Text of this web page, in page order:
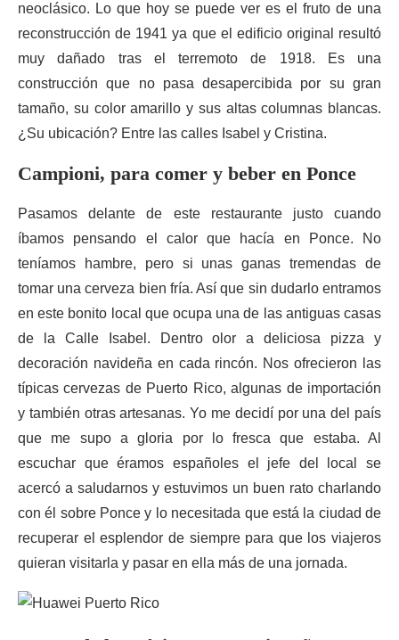
neoclásico. Lo que hoy se puede ver es el fruto de una
reconstrucción de 1941 ya que el edificio original resultó
muy dañado tras el terremoto de 1918. Es una
construcción que no pasa desapercibida por su gran
tamaño, su color amarillo y sus altas columnas blancas.
¿Su ubicación? Entre las calles Isabel y Cristina.
Campioni, para comer y beber en Ponce
Pasamos delante de este restaurante justo cuando
íbamos pensando el calor que hacía en Ponce. No
teníamos hambre, pero si unas ganas tremendas de
tomar una cerveza bien fría. Así que sin dudarlo entramos
en este bonito local que ocupa una de las antiguas casas
de la Calle Isabel. Dentro olor a deliciosa pizza y
decoración navideña en cada rincón. Nos ofrecieron las
típicas cervezas de Puerto Rico, algunas de importación
y también otras artesanas. Yo me decidí por una del país
que me supo a gloria por lo fresca que estaba. Al
escuchar que éramos españoles el jefe del local se
acercó a saludarnos y estuvimos un buen rato charlando
con él sobre Ponce y lo necesitada que está la ciudad de
recuperar el esplendor de siempre para que los viajeros
quieran visitarla y pasar en ella más de una jornada.